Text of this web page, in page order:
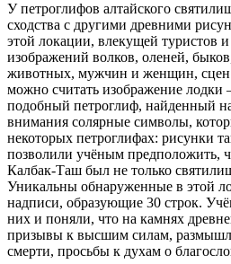
У петроглифов алтайского
сходства с другими древними
этой локации, влекущей туристов
изображений волков, оленей,
животных, мужчин и женщин, сцен
можно считать изображение
подобный петроглиф, найденный
внимания солярные символы,
некоторых петроглифах: рисунки
позволили учёным предположить,
Калбак-Таш был не только
Уникальны обнаруженные в этой
надписи, образующие 30 строк.
них и поняли, что на камнях
призывы к высшим силам,
смерти, просьбы к духам о